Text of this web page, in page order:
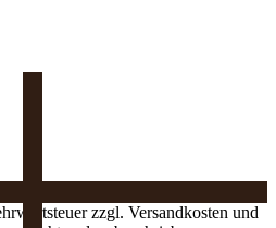
zzgl. Versandkosten und